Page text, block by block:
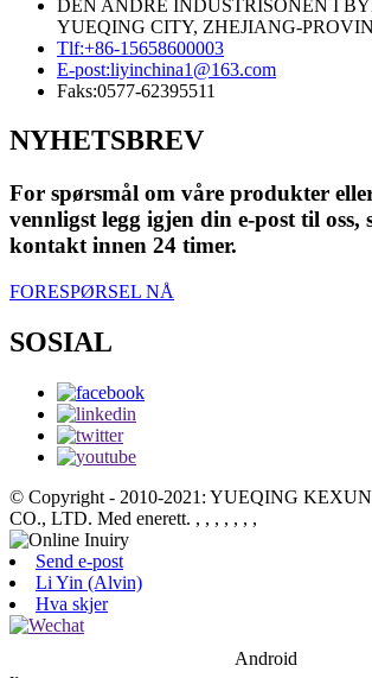
DEN ANDRE INDUSTRISONEN I
YUEQING CITY, ZHEJIANG-
Tlf:+86-15658600003
E-post:liyinchina1@163.com
Faks:0577-62395511
NYHETSBREV
For spørsmål om våre produkter
vennligst legg igjen din e-post til oss,
kontakt innen 24 timer.
FORESPØRSEL NÅ
SOSIAL
© Copyright - 2010-2021: YUEQING
CO., LTD. Med enerett. , , , , , , ,
Send e-post
Li Yin (Alvin)
Hva skjer
Android